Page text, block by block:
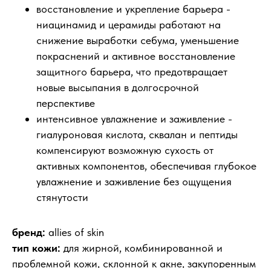
восстановление и укрепление барьера -
ниацинамид и церамиды работают на
снижение выработки себума, уменьшение
покраснений и активное восстановление
защитного барьера, что предотвращает
новые высыпания в долгосрочной
перспективе
интенсивное увлажнение и заживление -
гиалуроновая кислота, сквалан и пептиды
компенсируют возможную сухость от
активных компонентов, обеспечивая глубокое
увлажнение и заживление без ощущения
стянутости
бренд: allies of skin
тип кожи: для жирной, комбинированной и
проблемной кожи, склонной к акне, закупоренным